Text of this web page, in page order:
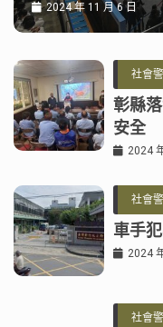
2024 年 11 月 6 日
社會
彰縣
安全
2024
社會
車手
2024
社會